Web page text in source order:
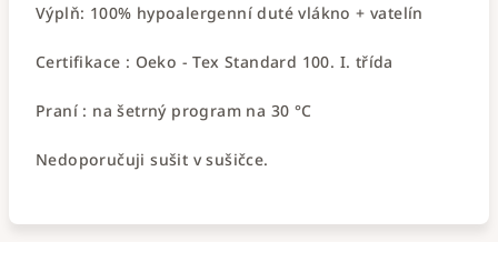
Výplň: 100% hypoalergenní duté vlákno + vatelín
Certifikace : Oeko - Tex Standard 100. I. třída
Praní : na šetrný program na 30 °C
Nedoporučuji sušit v sušičce.